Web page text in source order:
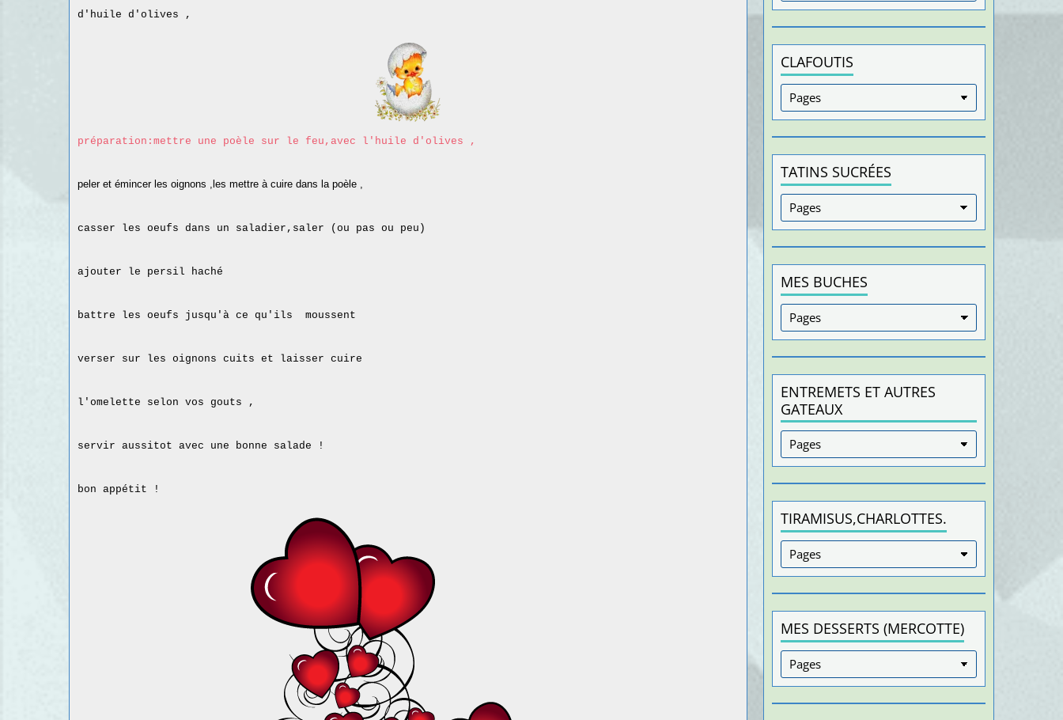
d'huile d'olives ,
préparation:mettre une poèle sur le feu,avec l'huile d'olives ,
peler et émincer les oignons ,les mettre à cuire dans la poèle ,
casser les oeufs dans un saladier,saler (ou pas ou peu)
ajouter le persil haché
battre les oeufs jusqu'à ce qu'ils moussent
verser sur les oignons cuits et laisser cuire
l'omelette selon vos gouts ,
servir aussitot avec une bonne salade !
bon appétit !
CLAFOUTIS
TATINS SUCRÉES
MES BUCHES
ENTREMETS ET AUTRES
GATEAUX
TIRAMISUS,CHARLOTTES.
MES DESSERTS (MERCOTTE)